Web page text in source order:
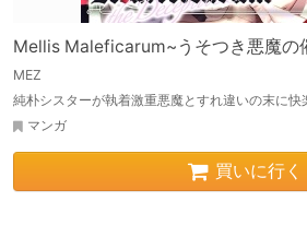
Mellis Maleficarum~うそつき悪魔の
MEZ
純朴シスターが執着激重悪魔とすれ違いの末に快
マンガ
買いに行く